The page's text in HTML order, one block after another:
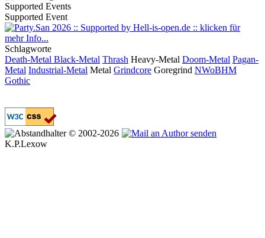
Supported Events
Supported Event
Schlagworte
Death-Metal Black-Metal Thrash Heavy-Metal Doom-Metal Pagan-
Metal Industrial-Metal Metal Grindcore Goregrind NWoBHM
Gothic
© 2002-2026
K.P.Lexow